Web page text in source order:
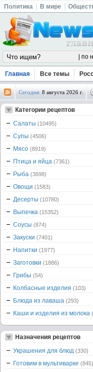
Политика В мире
Главная Все темы
Сегодня: 8 августа 2026 г.
Категории рецептов
Салаты (10495)
Супы (4506)
Мясо (8919)
Птица и яйца (7361)
Рыба (3698)
Овощи (1583)
Десерты (10780)
Выпечка (15352)
Соусы (874)
Закуски (7401)
Напитки (1977)
Заготовки (1886)
Грибы (54)
Колбасные изделия (103)
Блюда из лаваша (293)
Каши и изделия из молока
Назначения рецептов
Украшения для блюд (330)
Готовим в мультиварке (845)